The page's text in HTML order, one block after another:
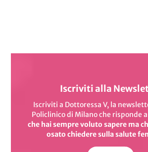
Iscriviti alla
Iscriviti a Dottoressa V, la
Policlinico di Milanoche risponde
che hai sempre voluto sapere ma
osato chiedere sulla salute